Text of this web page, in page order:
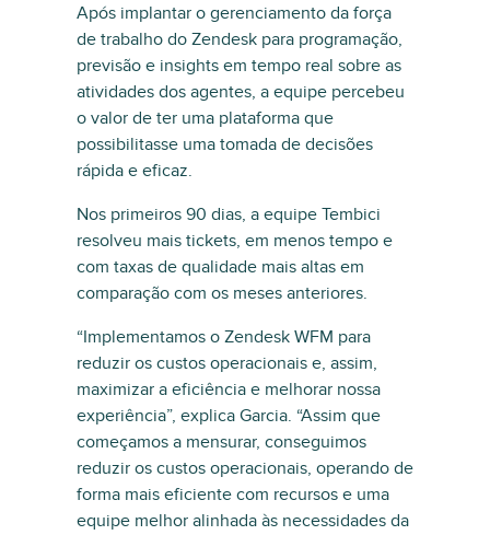
Após implantar o gerenciamento da força
de trabalho do Zendesk para programação,
previsão e insights em tempo real sobre as
atividades dos agentes, a equipe percebeu
o valor de ter uma plataforma que
possibilitasse uma tomada de decisões
rápida e eficaz.
Nos primeiros 90 dias, a equipe Tembici
resolveu mais tickets, em menos tempo e
com taxas de qualidade mais altas em
comparação com os meses anteriores.
“Implementamos o Zendesk WFM para
reduzir os custos operacionais e, assim,
maximizar a eficiência e melhorar nossa
experiência”, explica Garcia. “Assim que
começamos a mensurar, conseguimos
reduzir os custos operacionais, operando de
forma mais eficiente com recursos e uma
equipe melhor alinhada às necessidades da